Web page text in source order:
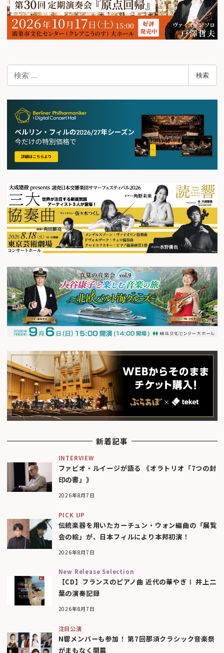
検
検索
新着記事
INTERVIEW
ファビオ・ルイージが語る 《オラトリオ「7つの封
印の書」》
2026年8月7日
PICK UP
伝統楽器を用いたカーチュン・ウォン編曲の「展覧
会の絵」が、日本フィルにより本邦初演！
2026年8月7日
New Release Selection
【CD】フランスのピアノ曲 近代の華やぎⅠ 井上二
葉の演奏記録
2026年8月7日
注目公演
N響メンバーも参加！ 第7回那須クラシック音楽祭
がまもなく開幕